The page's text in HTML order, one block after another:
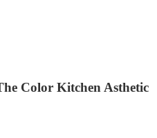
Color Kitchen Asthetic